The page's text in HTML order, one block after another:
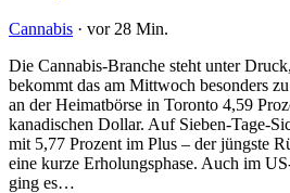
Cannabis · vor 28 Min.
Die Cannabis-Branche steht unter
bekommt das am Mittwoch besonders
an der Heimatbörse in Toronto 4,59
kanadischen Dollar. Auf Sieben-Tage-
mit 5,77 Prozent im Plus – der jüngste
eine kurze Erholungsphase. Auch im
ging es…